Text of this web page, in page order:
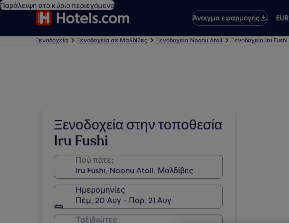
Παράλειψη στο κύριο περιεχόμενο
Άνοιγμα εφαρμογής
EUR
Ξενοδοχεία Ξενοδοχεία σε Μαλδίβες Ξενοδοχεία Noonu Atoll Ξενοδοχεία Iru Fushi
Ξενοδοχεία στην τοποθεσία
Iru Fushi
Πού πάτε;
Ημερομηνίες
Πέμ, 20 Αυγ - Παρ, 21 Αυγ
Ταξιδιώτες